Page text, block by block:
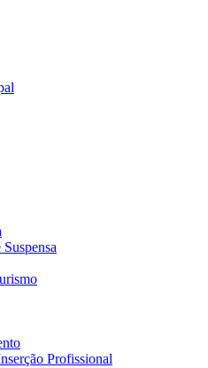
Profissional